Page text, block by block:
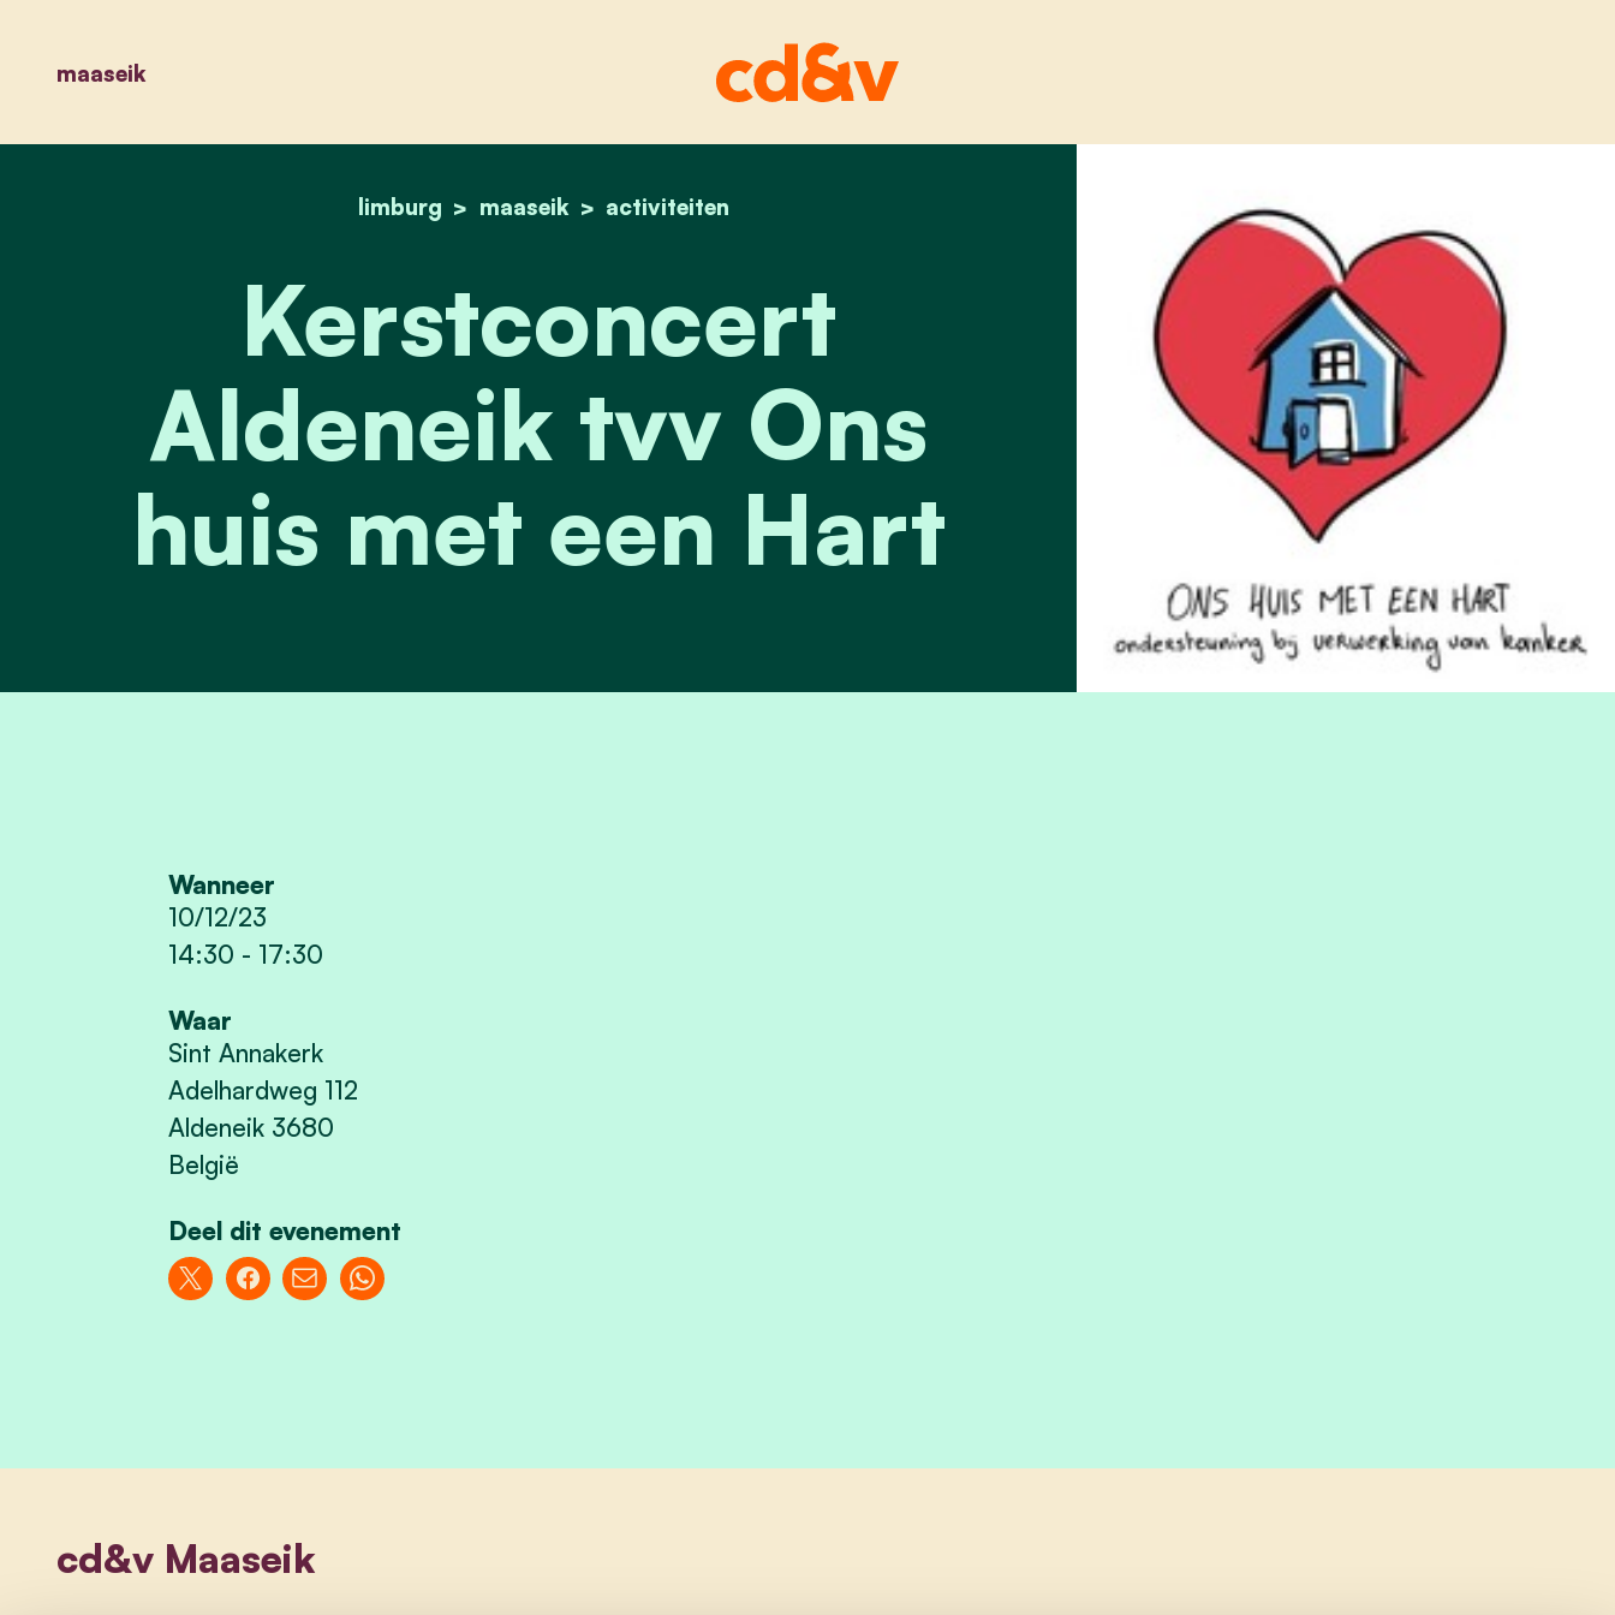
maaseik
home
limburg maaseik activiteiten
kerstconcert aldeneik
Kerstconcert
Aldeneik tvv Ons
huis met een Hart
Wanneer
10/12/23
14:30 - 17:30
Waar
Sint Annakerk
Adelhardweg 112
Aldeneik 3680
België
Deel dit evenement
cd&v Maaseik